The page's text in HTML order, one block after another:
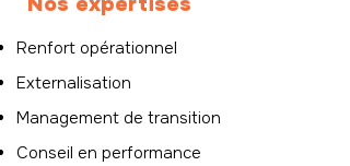
Renfort opérationnel
Externalisation
Management de transition
Conseil en performance